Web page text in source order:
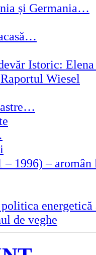
și Germania…
Istoric:
Wiesel
– 1996) –
politica
de veghe